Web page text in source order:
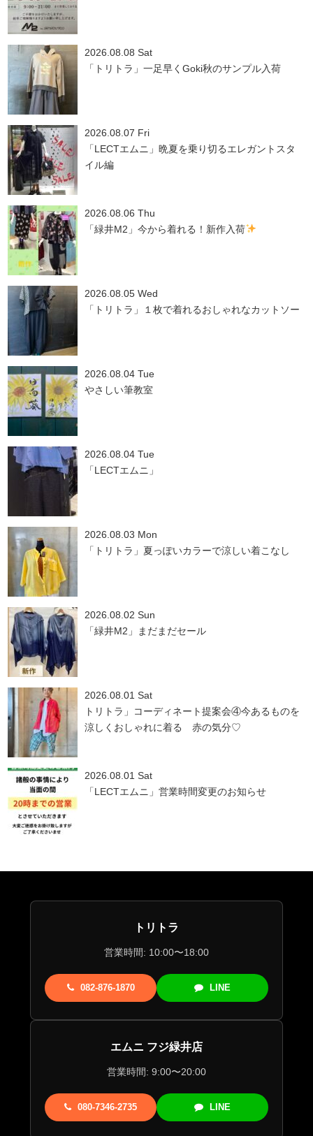
2026.08.08 Sat
「トリトラ」一足早くGoki秋のサンプル入荷
2026.08.07 Fri
「LECTエムニ」晩夏を乗り切るエレガントスタ
イル編
2026.08.06 Thu
「緑井M2」今から着れる！新作入荷
2026.08.05 Wed
「トリトラ」１枚で着れるおしゃれなカットソー
2026.08.04 Tue
やさしい筆教室
2026.08.04 Tue
「LECTエムニ」
2026.08.03 Mon
「トリトラ」夏っぽいカラーで涼しい着こなし
2026.08.02 Sun
「緑井M2」まだまだセール
2026.08.01 Sat
トリトラ」コーディネート提案会④今あるものを
涼しくおしゃれに着る 赤の気分♡
2026.08.01 Sat
「LECTエムニ」営業時間変更のお知らせ
トリトラ
営業時間: 10:00〜18:00
082-876-1870 LINE
エムニ フジ緑井店
営業時間: 9:00〜20:00
080-7346-2735 LINE